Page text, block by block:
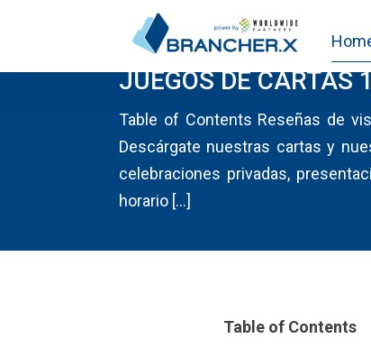
CASINO
JUEGOS DE
Table of Contents Reseñas de
Descárgate nuestras cartas y
celebraciones privadas,
horario […]
Table of Contents